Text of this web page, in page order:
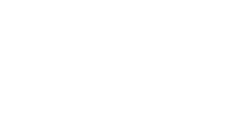
, is detected in a simulation where
the zero crossing occurred